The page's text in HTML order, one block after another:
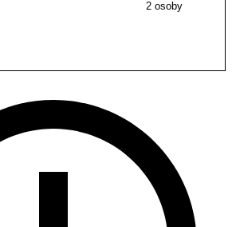
2 osoby